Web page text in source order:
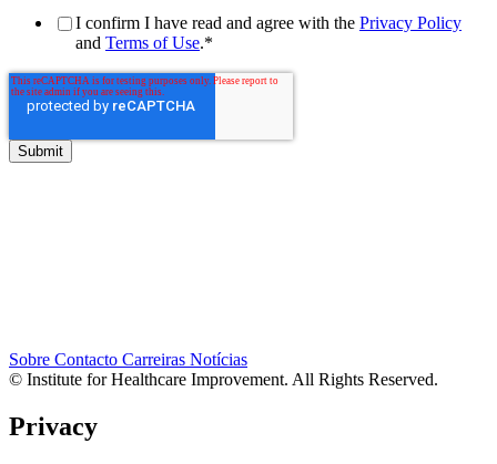
I confirm I have read and agree with the Privacy Policy
and Terms of Use.*
Sobre Contacto Carreiras Notícias
© Institute for Healthcare Improvement. All Rights Reserved.
Privacy